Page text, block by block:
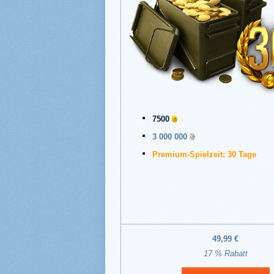
7500
3 000 000
Premium-Spielzeit: 30 Tage
49,99 €
17 % Rabatt